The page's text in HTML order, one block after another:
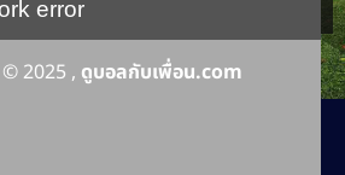
error
2025 , ดูบอลกับเพื่อน.com